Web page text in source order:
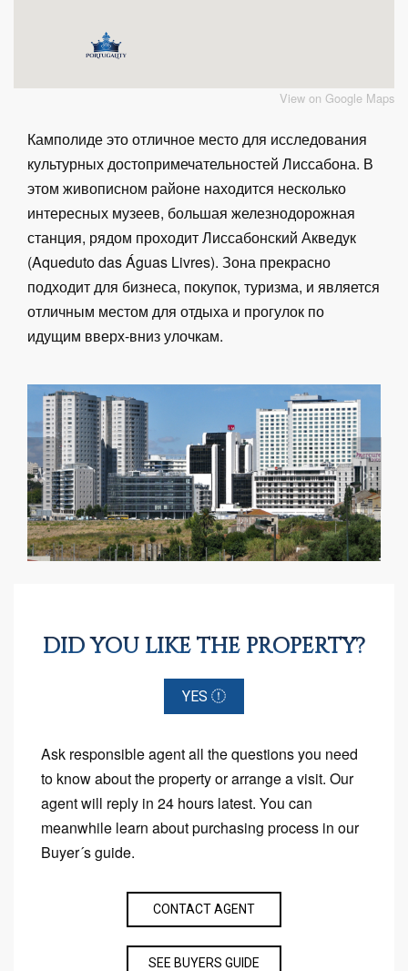
View on Google Maps
Камполиде это отличное место для исследования
культурных достопримечательностей Лиссабона. В
этом живописном районе находится несколько
интересных музеев, большая железнодорожная
станция, рядом проходит Лиссабонский Акведук
(Aqueduto das Águas Livres). Зона прекрасно
подходит для бизнеса, покупок, туризма, и является
отличным местом для отдыха и прогулок по
идущим вверх-вниз улочкам.
« »
DID YOU LIKE THE PROPERTY?
YES
Ask responsible agent all the questions you need
to know about the property or arrange a visit. Our
agent will reply in 24 hours latest. You can
meanwhile learn about purchasing process in our
Buyer´s guide.
CONTACT AGENT
SEE BUYERS GUIDE